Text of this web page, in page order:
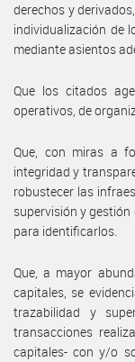
derechos y
individualización de
mediante asientos
Que los citados
operativos, de
Que, con miras a
integridad y
robustecer las
supervisión y
para identificarlos.
Que, a mayor
capitales, se
trazabilidad y
transacciones
capitales- con y/o